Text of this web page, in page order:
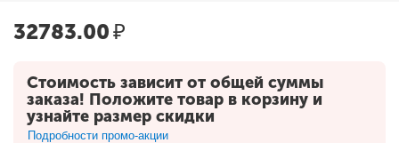
32783.00₽
Стоимость зависит от общей суммы
заказа! Положите товар в корзину и
узнайте размер скидки
Подробности промо-акции